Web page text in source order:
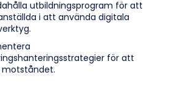
utbildningsprogram för att
i att använda digitala
för att
motståndet.